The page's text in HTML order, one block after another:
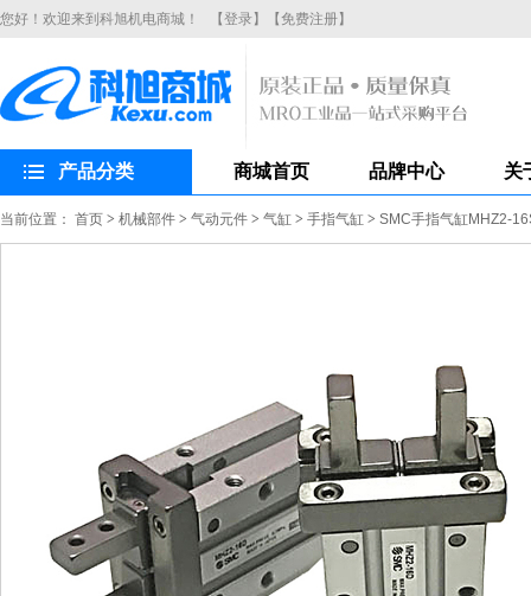
您好！欢迎来到科旭机电商城！ 【登录】 【免费注册】
产品分类 商城首页 品牌中心 关
当前位置： 首页 > 机械部件 > 气动元件 > 气缸 > 手指气缸 > SMC手指气缸MHZ2-